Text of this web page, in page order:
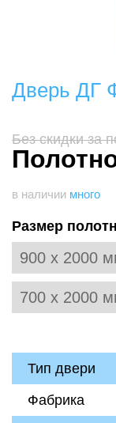
Дверь ДГ
Без скидки за
в наличии много
Размер
900 х 2000
700 х 2000
Тип двери
Фабрика